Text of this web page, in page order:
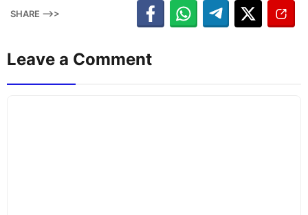
SHARE -->>
Leave a Comment